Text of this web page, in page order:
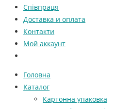
Співпраця
Доставка и оплата
Контакти
Мой аккаунт
Головна
Каталог
Картонна упаковка